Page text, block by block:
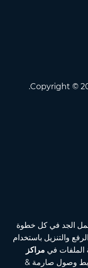
Copyright © 2021 - 2026 Converter App OÜ.
الجد في كل خطوة
والتنزيل باستخدام
الملفات في مراكز
وصول صارمة &